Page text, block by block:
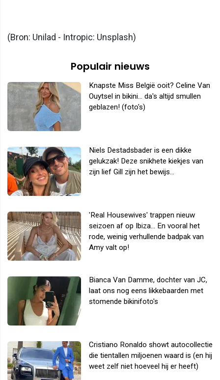
(Bron: Unilad - Intropic: Unsplash)
Populair nieuws
Knapste Miss België ooit? Celine Van
Ouytsel in bikini... da's altijd smullen
geblazen! (foto's)
Niels Destadsbader is een dikke
gelukzak! Deze snikhete kiekjes van
zijn lief Gill zijn het bewijs...
'Real Housewives' trappen nieuw
seizoen af op Ibiza... En vooral het
rode, weinig verhullende badpak van
Amy valt op!
Bianca Van Damme, dochter van JC,
laat ons nog eens likkebaarden met
stomende bikinifoto's
Cristiano Ronaldo showt autocollectie
die tientallen miljoenen waard is (en hij
weet zelf niet hoeveel hij er heeft)